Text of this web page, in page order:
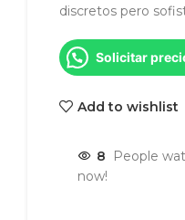
discretos pero
Solicitar
Add to wishlist
10
People
now!